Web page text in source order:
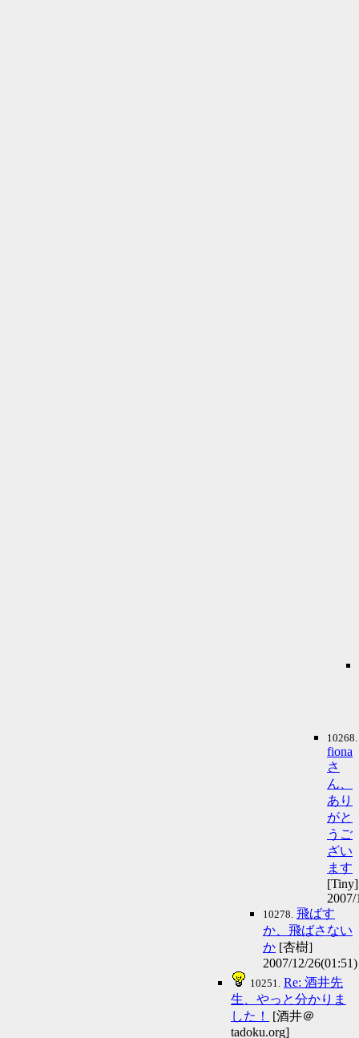
10268.
fiona
さ
ん、
あり
がと
うご
ざい
ます
[Tiny]
10278. 飛ばす
か、飛ばさない
か [杏樹]
2007/12/26(01:51)
10251.
Re: 酒井先
生、やっと分かりま
した！
[酒井＠
tadoku.org]